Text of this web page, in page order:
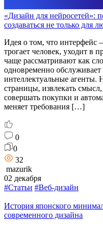
«Дизайн для нейросетей»:
создаваться не только для
Идея о том, что интерфейс
трогает человек, уходит в
чаще рассматривают как
одновременно
интеллектуальные агенты.
страницы, извлекать
совершать покупки и
меняет требования […]
0
0
32
mazurik
02 декабря
#Статьи #Веб-дизайн
История японского
современного дизайна